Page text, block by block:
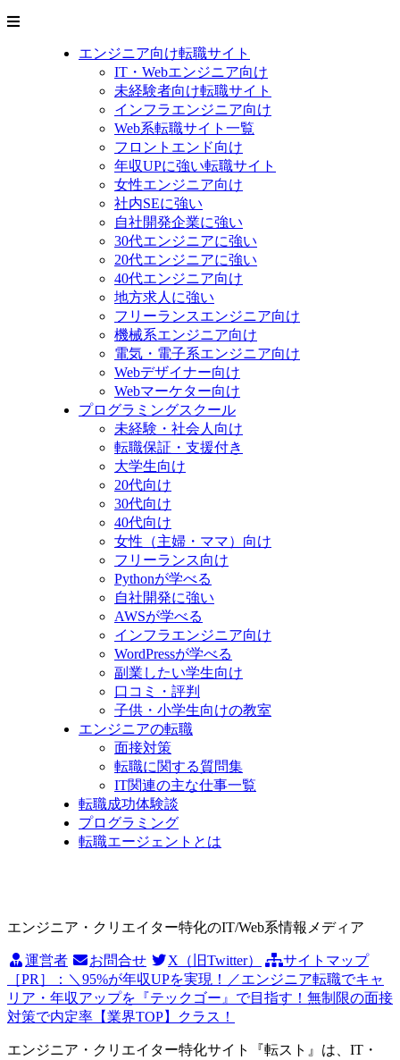
エンジニア向け転職サイト
IT・Webエンジニア向け
未経験者向け転職サイト
インフラエンジニア向け
Web系転職サイト一覧
フロントエンド向け
年収UPに強い転職サイト
女性エンジニア向け
社内SEに強い
自社開発企業に強い
30代エンジニアに強い
20代エンジニアに強い
40代エンジニア向け
地方求人に強い
フリーランスエンジニア向け
機械系エンジニア向け
電気・電子系エンジニア向け
Webデザイナー向け
Webマーケター向け
プログラミングスクール
未経験・社会人向け
転職保証・支援付き
大学生向け
20代向け
30代向け
40代向け
女性（主婦・ママ）向け
フリーランス向け
Pythonが学べる
自社開発に強い
AWSが学べる
インフラエンジニア向け
WordPressが学べる
副業したい学生向け
口コミ・評判
子供・小学生向けの教室
エンジニアの転職
面接対策
転職に関する質問集
IT関連の主な仕事一覧
転職成功体験談
プログラミング
転職エージェントとは
エンジニア・クリエイター特化のIT/Web系情報メディア
運営者 お問合せ X（旧Twitter）
サイトマップ
［PR］：＼95%が年収UPを実現！／エンジニア転職でキャ
リア・年収アップを『テックゴー』で目指す！無制限の面接
対策で内定率【業界TOP】クラス！
エンジニア・クリエイター特化サイト『転スト』は、IT・